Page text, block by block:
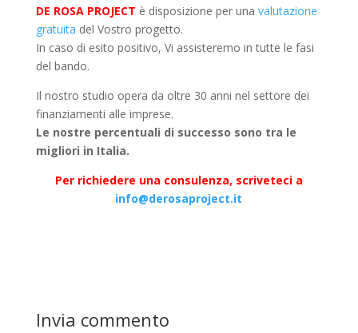
DE ROSA PROJECT è disposizione per una valutazione
gratuita del Vostro progetto.
In caso di esito positivo, Vi assisteremo in tutte le fasi
del bando.
Il nostro studio opera da oltre 30 anni nel settore dei
finanziamenti alle imprese.
Le nostre percentuali di successo sono tra le
migliori in Italia.
Per richiedere una consulenza, scriveteci a
info@derosaproject.it
Invia commento